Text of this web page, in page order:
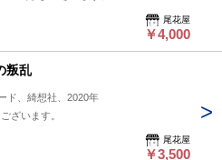
尾花屋
￥4,000
叛乱
ド、綺想社、2020年
ざいます。
尾花屋
￥3,500